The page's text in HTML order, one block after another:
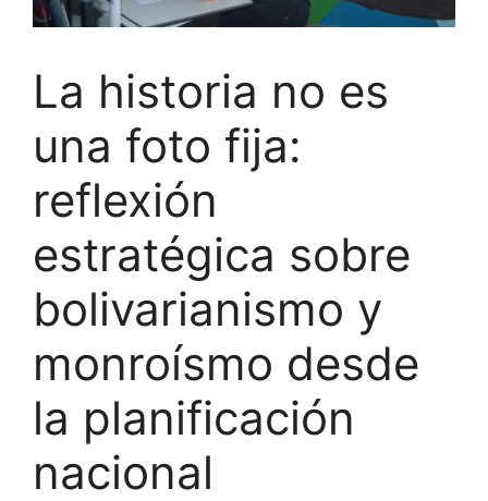
La historia no es
una foto fija:
reflexión
estratégica sobre
bolivarianismo y
monroísmo desde
la planificación
nacional